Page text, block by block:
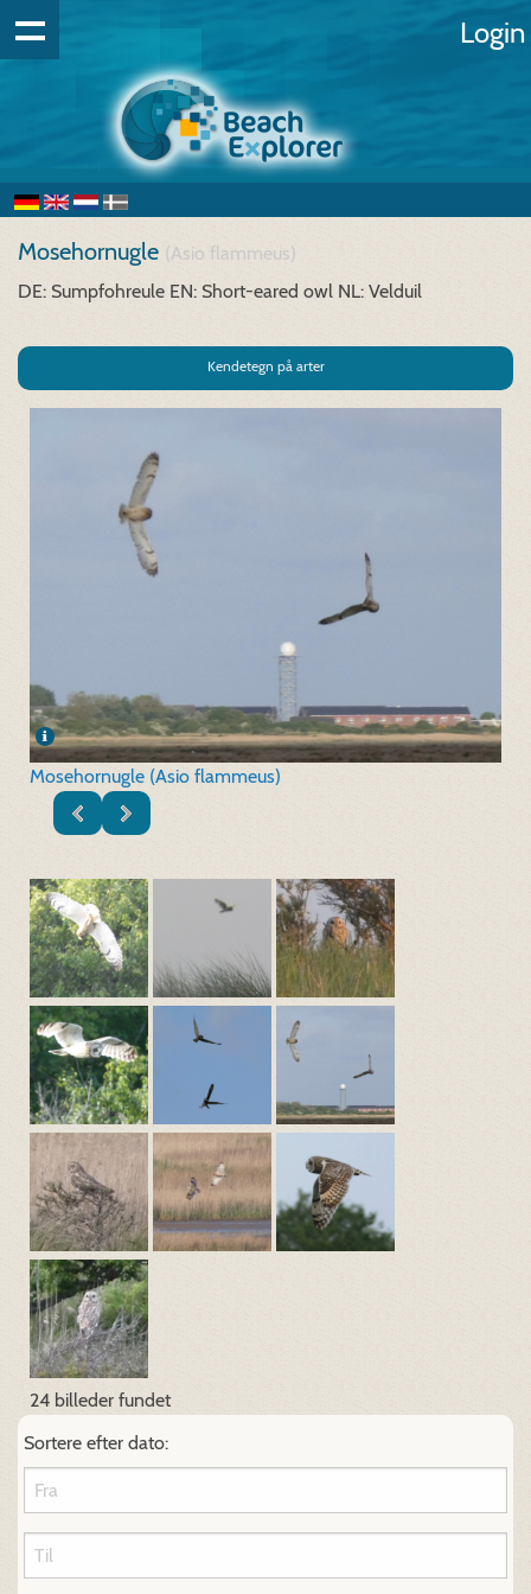
Login
Mosehornugle (Asio flammeus)
DE: Sumpfohreule EN: Short-eared owl NL: Velduil
Kendetegn på arter
Mosehornugle (Asio flammeus)
24 billeder fundet
Sortere efter dato: